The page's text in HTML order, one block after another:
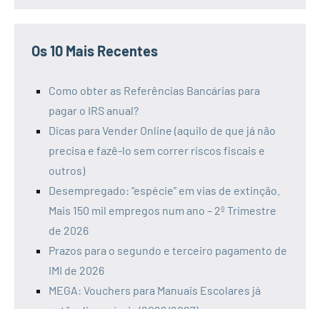
Os 10 Mais Recentes
Como obter as Referências Bancárias para
pagar o IRS anual?
Dicas para Vender Online (aquilo de que já não
precisa e fazê-lo sem correr riscos fiscais e
outros)
Desempregado: “espécie” em vias de extinção.
Mais 150 mil empregos num ano – 2º Trimestre
de 2026
Prazos para o segundo e terceiro pagamento de
IMI de 2026
MEGA: Vouchers para Manuais Escolares já